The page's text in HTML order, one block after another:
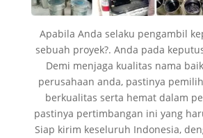
Apabila Anda selaku pengambil
sebuah proyek?. Anda pada
Demi menjaga kualitas nama
perusahaan anda, pastinya
berkualitas serta hemat dalam
pastinya pertimbangan ini yang
Siap kirim keseluruh Indonesia,